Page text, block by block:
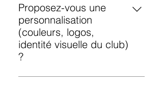
sont souvent expédiées par
transport de fret, et les options de
livraison dépendent du
transporteur et du lieu de
destination. Pour plus
contacter.
Proposez-vous une
personnalisation
(couleurs, logos,
identité visuelle du club)
?
Oui, la personnalisation est